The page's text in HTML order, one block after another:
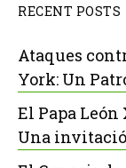
RECENT POSTS
Ataques
York: Un
El Papa
Una